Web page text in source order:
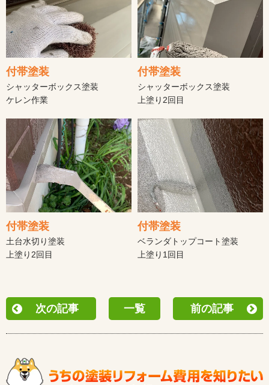
付帯塗装
シャッターボックス塗装
ケレン作業
付帯塗装
シャッターボックス塗装
上塗り2回目
付帯塗装
土台水切り塗装
上塗り2回目
付帯塗装
ベランダトップコート塗装
上塗り1回目
次の記事 一覧 前の記事